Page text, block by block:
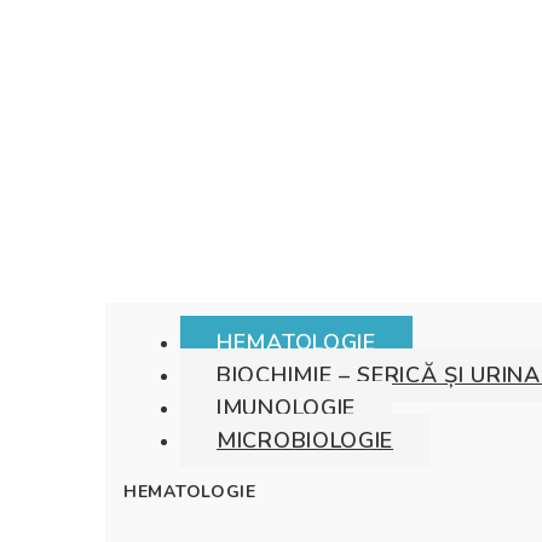
HEMATOLOGIE
BIOCHIMIE – SERICĂ ȘI
IMUNOLOGIE
MICROBIOLOGIE
HEMATOLOGIE